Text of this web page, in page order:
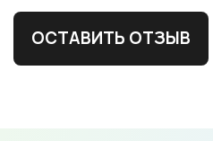
ОСТАВИТЬ ОТЗЫВ